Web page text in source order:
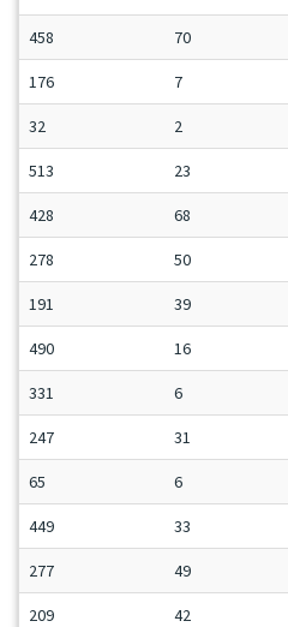
458 70
176 7
32 2
513 23
428 68
278 50
191 39
490 16
331 6
247 31
65 6
449 33
277 49
209 42